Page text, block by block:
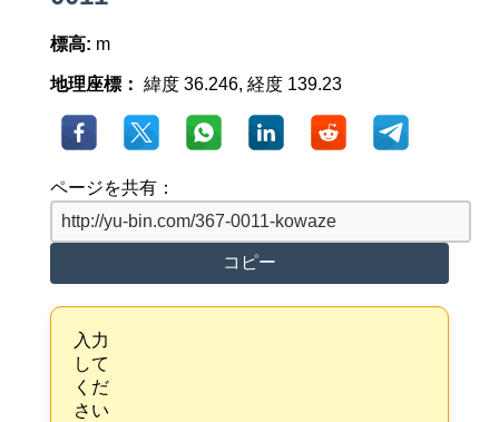
標高: m
地理座標： 緯度 36.246, 経度 139.23
ページを共有：
コピー
入力
して
くだ
さい